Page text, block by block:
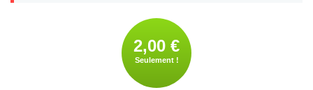
2,00 €
Seulement !